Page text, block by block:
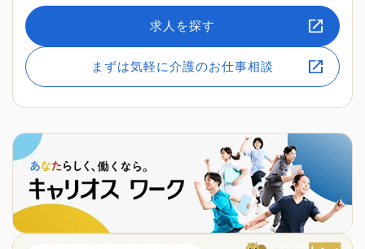
求人を探す
まずは気軽に介護のお仕事相談